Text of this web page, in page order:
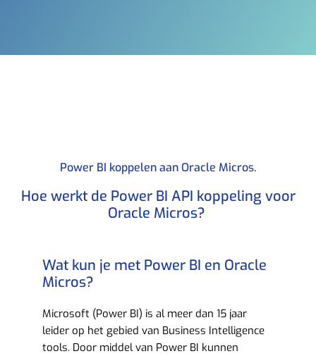
Power BI koppelen aan Oracle Micros.​
Hoe werkt de Power BI API koppeling voor
Oracle Micros? ​
Wat kun je met Power BI en Oracle
Micros?​
Microsoft (Power BI) is al meer dan 15 jaar
leider op het gebied van Business Intelligence
tools. Door middel van Power BI kunnen